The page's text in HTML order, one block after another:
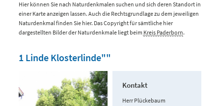
Hier können Sie nach Naturdenkmalen suchen und sich deren Standort in
einer Karte anzeigen lassen. Auch die Rechtsgrundlage zu dem jeweiligen
Naturdenkmal finden Sie hier. Das Copyright für sämtliche hier
dargestellten Bilder der Naturdenkmale liegt beim Kreis Paderborn.
1 Linde Klosterlinde""
Kontakt
Herr Plückebaum